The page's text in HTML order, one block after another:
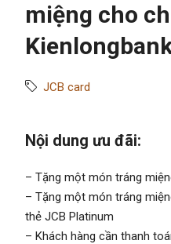
miệng cho
JCB card
Nội dung ưu đãi:
– Tặng một món tráng
– Tặng một món tráng
thẻ JCB Platinum
– Khách hàng cần thanh